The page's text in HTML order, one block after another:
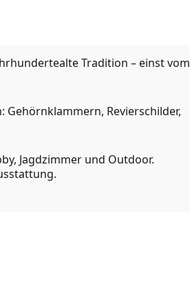
Tradition – einst vom
Gehörnklammern, Revierschilder,
Jagdzimmer und Outdoor.